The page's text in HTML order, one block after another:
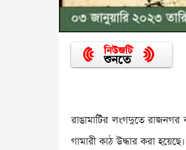
রাঙামাটির লংগদুতে
গামারী কাঠ উদ্ধার করা হয়েছে।